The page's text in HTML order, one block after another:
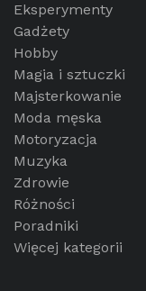
Eksperymenty
Gadżety
Hobby
Magia i sztuczki
Majsterkowanie
Moda męska
Motoryzacja
Muzyka
Zdrowie
Różności
Poradniki
Więcej kategorii